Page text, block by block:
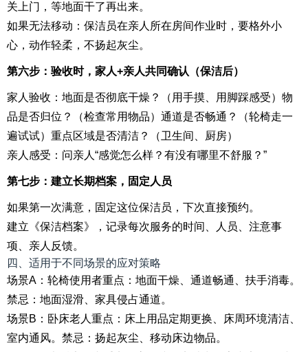
关上门，等地面干了再出来。
如果无法移动：保洁员在亲人所在房间作业时，要格外小
心，动作轻柔，不扬起灰尘。
第六步：验收时，家人+亲人共同确认（保洁后）
家人验收：地面是否彻底干燥？（用手摸、用脚踩感受）物
品是否归位？（检查常用物品）通道是否畅通？（轮椅走一
遍试试）重点区域是否清洁？（卫生间、厨房）
亲人感受：问亲人“感觉怎么样？有没有哪里不舒服？”
第七步：建立长期档案，固定人员
如果第一次满意，固定这位保洁员，下次直接预约。
建立《保洁档案》，记录每次服务的时间、人员、注意事
项、亲人反馈。
四、适用于不同场景的应对策略
场景A：轮椅使用者重点：地面干燥、通道畅通、扶手消毒。
禁忌：地面湿滑、家具侵占通道。
场景B：卧床老人重点：床上用品定期更换、床周环境清洁、
室内通风。禁忌：扬起灰尘、移动床边物品。